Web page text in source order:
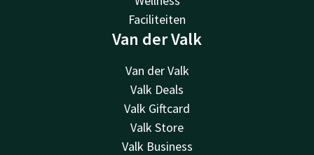
Faciliteiten
Van der Valk
Van der Valk
Valk Deals
Valk Giftcard
Valk Store
Valk Business